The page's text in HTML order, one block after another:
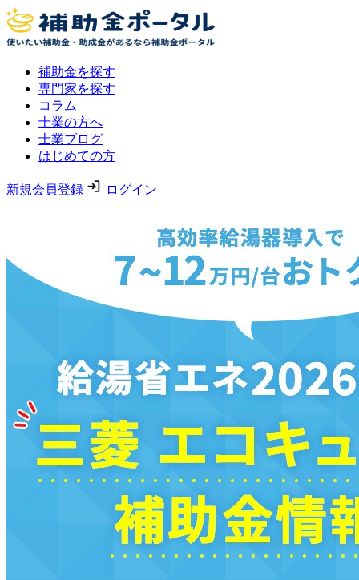
補助金を探す
専門家を探す
コラム
士業の方へ
士業ブログ
はじめての方
新規会員登録 ログイン